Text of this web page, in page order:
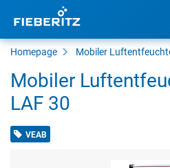
Homepage Mobiler
Mobiler
LAF 30
VEAB